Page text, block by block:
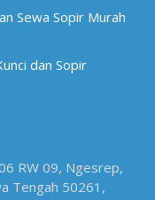
Sewa Sopir Murah
dan Sopir
RW 09, Ngesrep,
Tengah 50261,